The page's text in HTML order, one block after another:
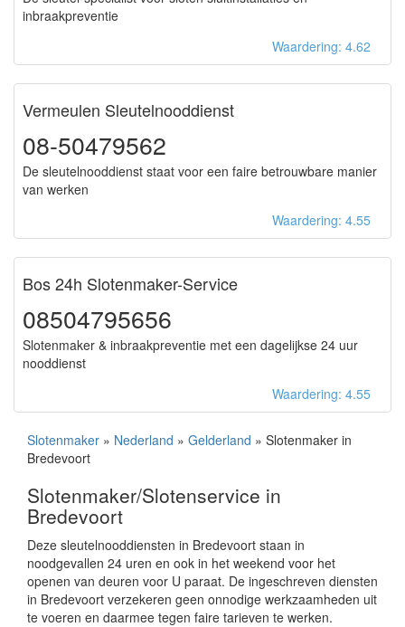
inbraakpreventie
Waardering: 4.62
Vermeulen Sleutelnooddienst
08-50479562
De sleutelnooddienst staat voor een faire betrouwbare manier
van werken
Waardering: 4.55
Bos 24h Slotenmaker-Service
08504795656
Slotenmaker & inbraakpreventie met een dagelijkse 24 uur
nooddienst
Waardering: 4.55
Slotenmaker » Nederland » Gelderland » Slotenmaker in
Bredevoort
Slotenmaker/Slotenservice in
Bredevoort
Deze sleutelnooddiensten in Bredevoort staan in
noodgevallen 24 uren en ook in het weekend voor het
openen van deuren voor U paraat. De ingeschreven diensten
in Bredevoort verzekeren geen onnodige werkzaamheden uit
te voeren en daarmee tegen faire tarieven te werken.